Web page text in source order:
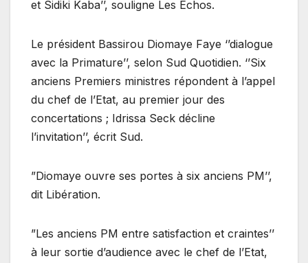
et Sidiki Kaba’’, souligne Les Echos.
Le président Bassirou Diomaye Faye ‘’dialogue
avec la Primature’’, selon Sud Quotidien. ‘’Six
anciens Premiers ministres répondent à l’appel
du chef de l’Etat, au premier jour des
concertations ; Idrissa Seck décline
l’invitation’’, écrit Sud.
”Diomaye ouvre ses portes à six anciens PM’’,
dit Libération.
”Les anciens PM entre satisfaction et craintes’’
à leur sortie d’audience avec le chef de l’Etat,